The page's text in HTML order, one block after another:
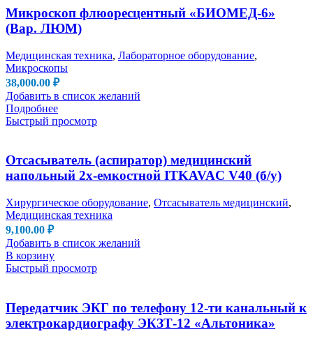
Микроскоп флюоресцентный «БИОМЕД-6»
(Вар. ЛЮМ)
Медицинская техника, Лабораторное оборудование,
Микроскопы
38,000.00 ₽
Добавить в список желаний
Подробнее
Быстрый просмотр
Отсасыватель (аспиратор) медицинский
напольный 2х-емкостной ITKAVAC V40 (б/у)
Хирургическое оборудование, Отсасыватель медицинский,
Медицинская техника
9,100.00 ₽
Добавить в список желаний
В корзину
Быстрый просмотр
Передатчик ЭКГ по телефону 12-ти канальный к
электрокардиографу ЭКЗТ-12 «Альтоника»